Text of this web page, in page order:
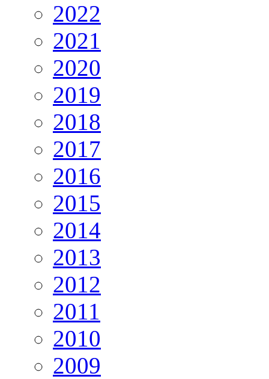
2022
2021
2020
2019
2018
2017
2016
2015
2014
2013
2012
2011
2010
2009